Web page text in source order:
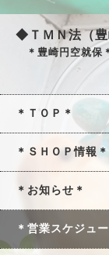
◆ＴＭＮ法（豊
＊豊崎円空就保
＊ＴＯＰ＊
＊ＳＨＯＰ情報＊
＊お知らせ＊
＊営業スケジュー